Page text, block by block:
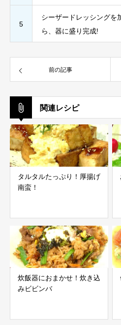
5
シーザードレッシングを
ら、器に盛り完成!
前の記事
関連レシピ
タルタルたっぷり！厚揚げ
南蛮！
炊飯器におまかせ！炊き込
みビビンバ